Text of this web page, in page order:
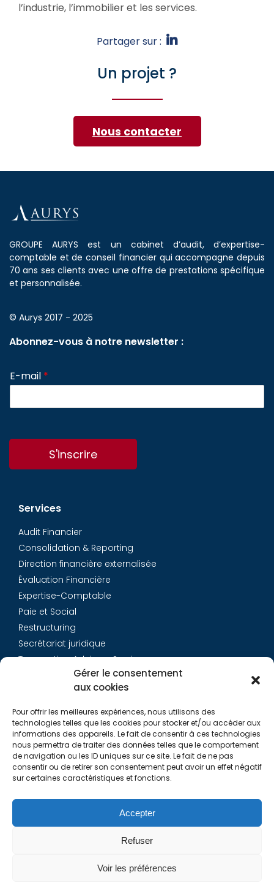
Gérer le consentement
aux cookies
Pour offrir les meilleures expériences, nous utilisons des
technologies telles que les cookies pour stocker et/ou accéder aux
informations des appareils. Le fait de consentir à ces technologies
nous permettra de traiter des données telles que le comportement
de navigation ou les ID uniques sur ce site. Le fait de ne pas
consentir ou de retirer son consentement peut avoir un effet négatif
sur certaines caractéristiques et fonctions.
Accepter
Refuser
Voir les préférences
l’industrie, l’immobilier et les services.
Partager sur :
Un projet ?
Nous contacter
GROUPE AURYS est un cabinet d’audit, d’expertise-
comptable et de conseil financier qui accompagne depuis
70 ans ses clients avec une offre de prestations spécifique
et personnalisée.
© Aurys 2017 - 2025
Abonnez-vous à notre newsletter :
E-mail *
S'inscrire
Services
Audit Financier
Consolidation & Reporting
Direction financière externalisée
Évaluation Financière
Expertise-Comptable
Paie et Social
Restructuring
Secrétariat juridique
Transaction Advisory Services
Équipe
Carrières
Contact
Liens utiles
Politique de Cookies (EU)